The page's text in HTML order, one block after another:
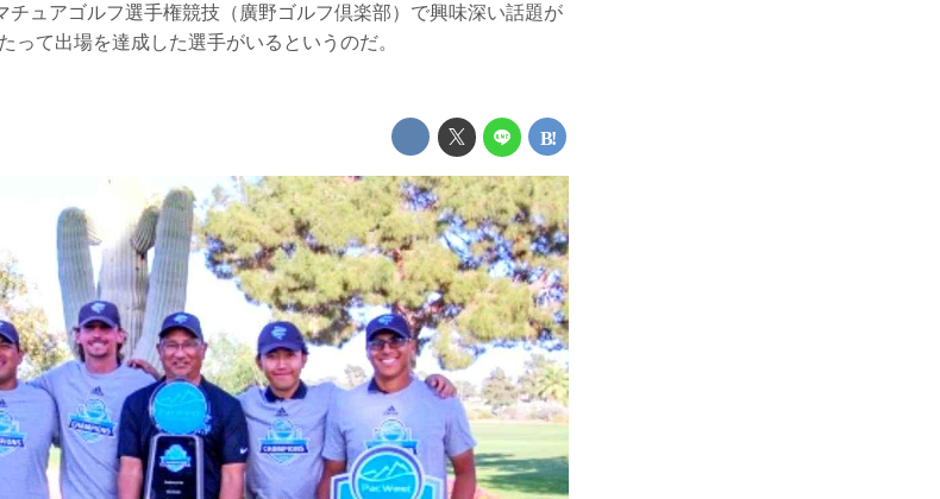
チュアゴルフ選手権競技（廣野ゴルフ倶楽部）で興味深い話題が
って出場を達成した選手がいるというのだ。